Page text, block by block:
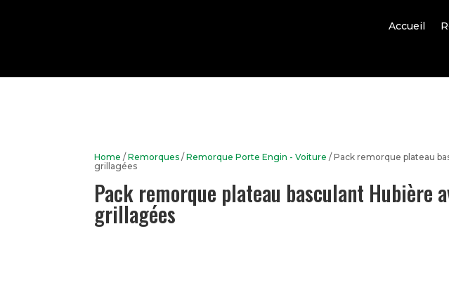
Accueil
Home /Remorques /Remorque Porte Engin - Voiture / Pack remorque plateau
grillagées
Pack remorque plateau basculant Hubière
grillagées